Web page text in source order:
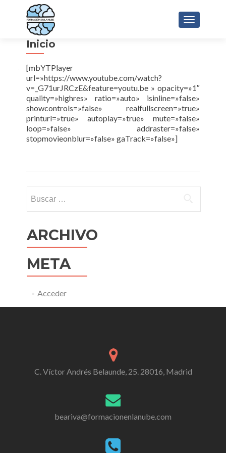
CAMBIAR
Inicio
[mbYTPlayer
url=»https://www.youtube.com/watch?
v=_G71urJRCzE&feature=youtu.be » opacity=»1″
quality=»highres» ratio=»auto» isinline=»false»
showcontrols=»false» realfullscreen=»true»
printurl=»true» autoplay=»true» mute=»false»
loop=»false» addraster=»false»
stopmovieonblur=»false» gaTrack=»false»]
ARCHIVO
META
Acceder
C. Víctor Andrés Belaunde, 25. 28016, Madrid
beariva@formacionenlanube.com